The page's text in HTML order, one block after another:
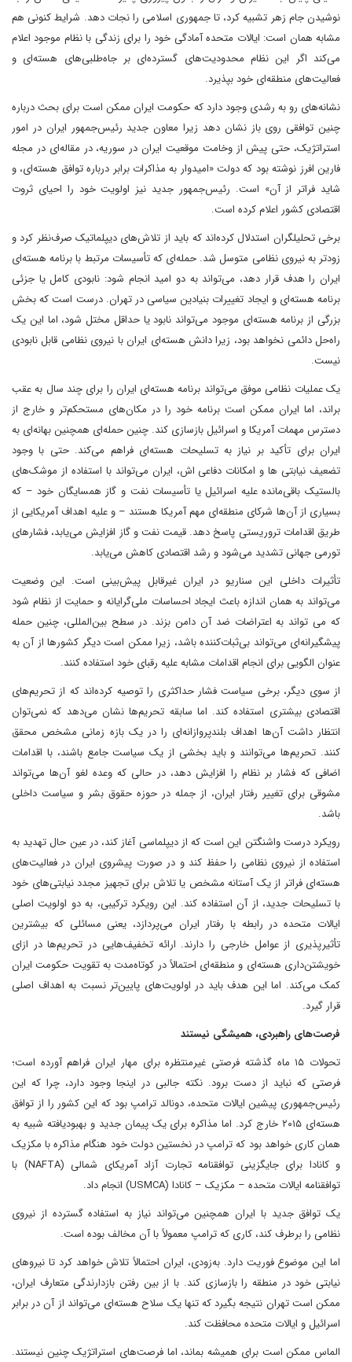
نوشیدن جام زهر تشبیه کرد، تا جمهوری اسلامی را نجات دهد. شرایط کنونی هم
مشابه همان است: ایالات متحده آمادگی خود را برای زندگی با نظام موجود اعلام
می‌کند اگر این نظام محدودیت‌های گسترده‌ای بر جاه‌طلبی‌های هسته‌ای و
فعالیت‌های منطقه‌ای خود بپذیرد.
نشانه‌های رو به رشدی وجود دارد که حکومت ایران ممکن است برای بحث درباره
چنین توافقی روی باز نشان دهد زیرا معاون جدید رئیس‌جمهور ایران در امور
استراتژیک، حتی پیش از وخامت موقعیت ایران در سوریه، در مقاله‌ای در مجله
فارین افرز نوشته بود که دولت «امیدوار به مذاکرات برابر درباره توافق هسته‌ای، و
شاید فراتر از آن» است. رئیس‌جمهور جدید نیز اولویت خود را احیای ثروت
اقتصادی کشور اعلام کرده است.
برخی تحلیلگران استدلال کرده‌اند که باید از تلاش‌های دیپلماتیک صرف‌نظر کرد و
زودتر به نیروی نظامی متوسل شد. حمله‌ای که تأسیسات مرتبط با برنامه هسته‌ای
ایران را هدف قرار دهد، می‌تواند به دو امید انجام شود: نابودی کامل یا جزئی
برنامه هسته‌ای و ایجاد تغییرات بنیادین سیاسی در تهران. درست است که بخش
بزرگی از برنامه هسته‌ای موجود می‌تواند نابود یا حداقل مختل شود، اما این یک
راه‌حل دائمی نخواهد بود، زیرا دانش هسته‌ای ایران با نیروی نظامی قابل نابودی
نیست.
یک عملیات نظامی موفق می‌تواند برنامه هسته‌ای ایران را برای چند سال به عقب
براند، اما ایران ممکن است برنامه خود را در مکان‌های مستحکم‌تر و خارج از
دسترس مهمات آمریکا و اسرائیل بازسازی کند. چنین حمله‌ای همچنین بهانه‌ای به
ایران برای تأکید بر نیاز به تسلیحات هسته‌ای فراهم می‌کند. حتی با وجود
تضعیف نیابتی ها و امکانات دفاعی اش، ایران می‌تواند با استفاده از موشک‌های
بالستیک باقی‌مانده علیه اسرائیل یا تأسیسات نفت و گاز همسایگان خود – که
بسیاری از آن‌ها شرکای منطقه‌ای مهم آمریکا هستند – و علیه اهداف آمریکایی از
طریق اقدامات تروریستی پاسخ دهد. قیمت نفت و گاز افزایش می‌یابد، فشارهای
تورمی جهانی تشدید می‌شود و رشد اقتصادی کاهش می‌یابد.
تأثیرات داخلی این سناریو در ایران غیرقابل پیش‌بینی است. این وضعیت
می‌تواند به همان اندازه باعث ایجاد احساسات ملی‌گرایانه و حمایت از نظام شود
که می تواند به اعتراضات ضد آن دامن بزند. در سطح بین‌المللی، چنین حمله
پیشگیرانه‌ای می‌تواند بی‌ثبات‌کننده باشد، زیرا ممکن است دیگر کشورها از آن به
عنوان الگویی برای انجام اقدامات مشابه علیه رقبای خود استفاده کنند.
از سوی دیگر، برخی سیاست فشار حداکثری را توصیه کرده‌اند که از تحریم‌های
اقتصادی بیشتری استفاده کند. اما سابقه تحریم‌ها نشان می‌دهد که نمی‌توان
انتظار داشت آن‌ها اهداف بلندپروازانه‌ای را در یک بازه زمانی مشخص محقق
کنند. تحریم‌ها می‌توانند و باید بخشی از یک سیاست جامع باشند، با اقدامات
اضافی که فشار بر نظام را افزایش دهد، در حالی که وعده لغو آن‌ها می‌تواند
مشوقی برای تغییر رفتار ایران، از جمله در حوزه حقوق بشر و سیاست داخلی
باشد.
رویکرد درست واشنگتن این است که از دیپلماسی آغاز کند، در عین حال تهدید به
استفاده از نیروی نظامی را حفظ کند و در صورت پیشروی ایران در فعالیت‌های
هسته‌ای فراتر از یک آستانه مشخص یا تلاش برای تجهیز مجدد نیابتی‌های خود
با تسلیحات جدید، از آن استفاده کند. این رویکرد ترکیبی، به دو اولویت اصلی
ایالات متحده در رابطه با رفتار ایران می‌پردازد، یعنی مسائلی که بیشترین
تأثیرپذیری از عوامل خارجی را دارند. ارائه تخفیف‌هایی در تحریم‌ها در ازای
خویشتن‌داری هسته‌ای و منطقه‌ای احتمالاً در کوتاه‌مدت به تقویت حکومت ایران
کمک می‌کند. اما این هدف باید در اولویت‌های پایین‌تر نسبت به اهداف اصلی
قرار گیرد.
فرصت‌های راهبردی، همیشگی نیستند
تحولات ۱۵ ماه گذشته فرصتی غیرمنتظره برای مهار ایران فراهم آورده است؛
فرصتی که نباید از دست برود. نکته جالبی در اینجا وجود دارد، چرا که این
رئیس‌جمهوری پیشین ایالات متحده، دونالد ترامپ بود که این کشور را از توافق
هسته‌ای ۲۰۱۵ خارج کرد. اما مذاکره برای یک پیمان جدید و بهبودیافته شبیه به
همان کاری خواهد بود که ترامپ در نخستین دولت خود هنگام مذاکره با مکزیک
و کانادا برای جایگزینی توافقنامه تجارت آزاد آمریکای شمالی (NAFTA) با
توافقنامه ایالات متحده – مکزیک – کانادا (USMCA) انجام داد.
یک توافق جدید با ایران همچنین می‌تواند نیاز به استفاده گسترده از نیروی
نظامی را برطرف کند، کاری که ترامپ معمولاً با آن مخالف بوده است.
اما این موضوع فوریت دارد. به‌زودی، ایران احتمالاً تلاش خواهد کرد تا نیروهای
نیابتی خود در منطقه را بازسازی کند. با از بین رفتن بازدارندگی متعارف ایران،
ممکن است تهران نتیجه بگیرد که تنها یک سلاح هسته‌ای می‌تواند از آن در برابر
اسرائیل و ایالات متحده محافظت کند.
الماس ممکن است برای همیشه بماند، اما فرصت‌های استراتژیک چنین نیستند.